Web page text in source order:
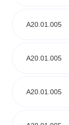
А20.01.005
А20.01.005
А20.01.005